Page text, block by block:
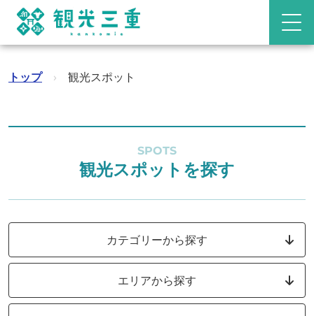
トップ › 観光スポット
SPOTS
観光スポットを探す
カテゴリーから探す
エリアから探す